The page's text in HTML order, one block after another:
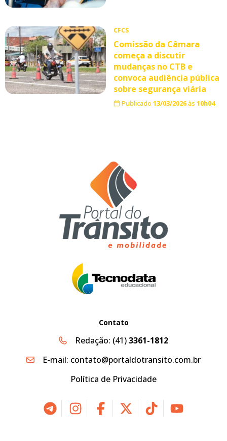
CFCS
Comissão da Câmara
começa a discutir
mudanças no CTB e
convoca audiência pública
sobre segurança viária
Publicado 13/03/2026às 10h04
Contato
Redação: (41)3361-1812
E-mail: contato@portaldotransito.com.br
Política de Privacidade